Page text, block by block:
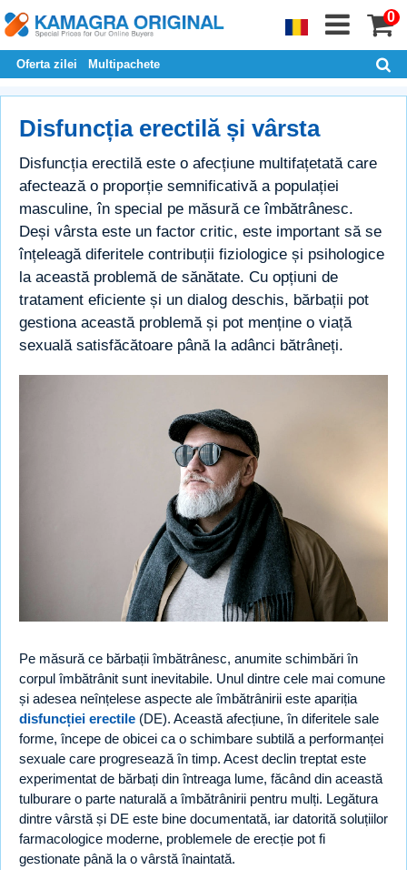
0
Oferta zilei Multipachete
Disfuncția erectilă și vârsta
Disfuncția erectilă este o afecțiune multifațetată care
afectează o proporție semnificativă a populației
masculine, în special pe măsură ce îmbătrânesc.
Deși vârsta este un factor critic, este important să se
înțeleagă diferitele contribuții fiziologice și psihologice
la această problemă de sănătate. Cu opțiuni de
tratament eficiente și un dialog deschis, bărbații pot
gestiona această problemă și pot menține o viață
sexuală satisfăcătoare până la adânci bătrâneți.
Pe măsură ce bărbații îmbătrânesc, anumite schimbări în
corpul îmbătrânit sunt inevitabile. Unul dintre cele mai comune
și adesea neînțelese aspecte ale îmbătrânirii este apariția
disfuncției erectile (DE). Această afecțiune, în diferitele sale
forme, începe de obicei ca o schimbare subtilă a performanței
sexuale care progresează în timp. Acest declin treptat este
experimentat de bărbați din întreaga lume, făcând din această
tulburare o parte naturală a îmbătrânirii pentru mulți. Legătura
dintre vârstă și DE este bine documentată, iar datorită soluțiilor
farmacologice moderne, problemele de erecție pot fi
gestionate până la o vârstă înaintată.